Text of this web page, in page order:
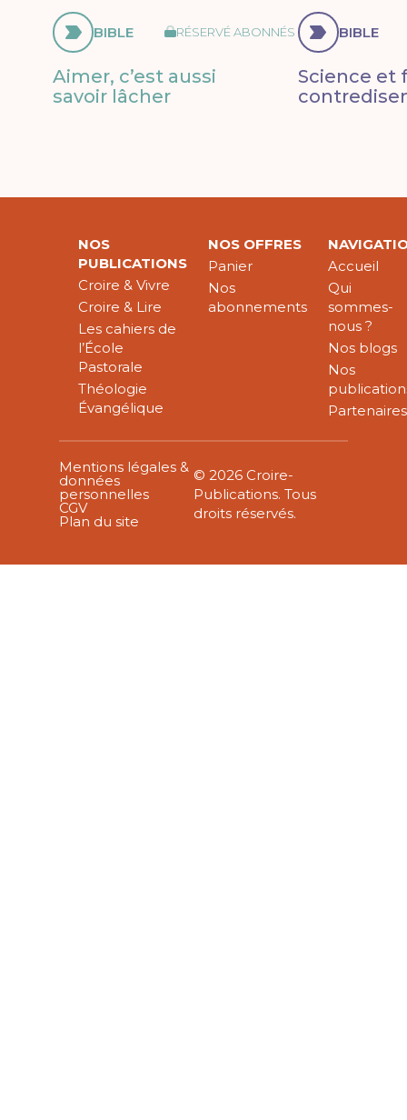
BIBLE RÉSERVÉ ABONNÉS
Aimer, c’est aussi
savoir lâcher
BIBLE
Science et
NOS
PUBLICATIONS
Croire & Vivre
Croire & Lire
Les cahiers de
l’École
Pastorale
Théologie
Évangélique
NOS OFFRES
Panier
Nos
abonnements
Accueil
Qui
sommes-
nous ?
Nos blogs
Nos
Partenaires
Mentions légales &
données
personnelles
CGV
Plan du site
© 2026 Croire-
Publications. Tous
droits réservés.